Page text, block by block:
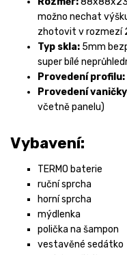
možno nechat
zhotovit v rozmezí
Typ skla: 5mm
super bílé
Provedení profilu:
Provedení
včetně panelu)
Vybavení:
TERMO baterie
ruční sprcha
horní sprcha
mýdlenka
polička na šampon
vestavěné sedátko